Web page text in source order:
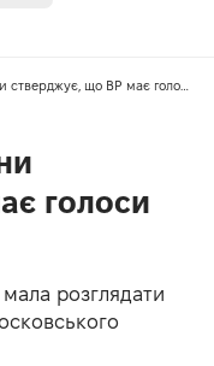
що ВР має голоси для заборони МП
голоси
розглядати